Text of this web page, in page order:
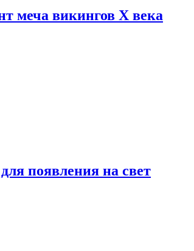
меча викингов X века
появления на свет